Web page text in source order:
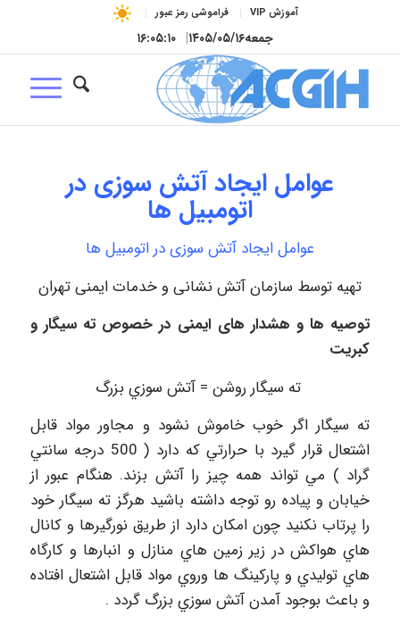
آموزش VIP فراموشی رمز عبور
جمعه۱۴۰۵/۰۵/۱۶| ۱۶:۰۵:۱۲
عوامل ایجاد آتش سوزی در
اتومبیل ها
عوامل ایجاد آتش سوزی در اتومبیل ها
تهیه توسط سازمان آتش نشانی و خدمات ایمنی تهران
توصيه ها و هشدار های ايمنی در خصوص ته سيگار و
كبريت
ته سيگار روشن = آتش سوزي بزرگ
ته سيگار اگر خوب خاموش نشود و مجاور مواد قابل
اشتعال قرار گيرد با حرارتي كه دارد ( 500 درجه سانتي
گراد ) مي تواند همه چيز را آتش بزند. هنگام عبور از
خيابان و پياده رو توجه داشته باشيد هرگز ته سيگار خود
را پرتاب نكنيد چون امكان دارد از طريق نورگيرها و كانال
هاي هواكش در زير زمين هاي منازل و انبارها و كارگاه
هاي توليدي و پاركينگ ها وروي مواد قابل اشتعال افتاده
و باعث بوجود آمدن آتش سوزي بزرگ گردد .